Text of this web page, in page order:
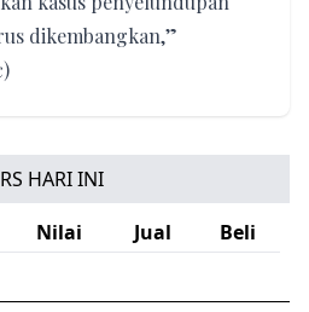
dikembangkan,”
HARI INI
Nilai Jual Beli